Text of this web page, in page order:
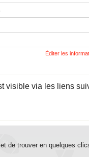
Éditer les
visible via les liens
de trouver en quelques